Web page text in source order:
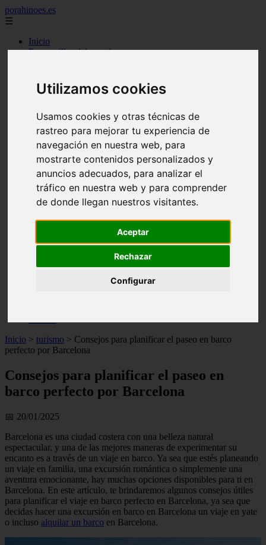
Utilizamos cookies
Usamos cookies y otras técnicas de
rastreo para mejorar tu experiencia de
navegación en nuestra web, para
mostrarte contenidos personalizados y
anuncios adecuados, para analizar el
tráfico en nuestra web y para comprender
de donde llegan nuestros visitantes.
Aceptar
Rechazar
Configurar
porahinoes.es
☰
Inicio
7 maravillas del mundo
benidorm
c buenos aires
c entre rios
c generalidades del pais
c mendoza
c neuquen
c provincias
c rio negro
c santa fe
c tierra de fuego
c tucuman
carmen
destinos
lanzarote
Inicio > turismo > Consejos para planificar el paseo en barco
perfecto por Barcelona
Consejos para planificar el paseo en
barco perfecto por Barcelona
📅 20/01/2025
Barcelona es una ciudad costera con una belleza natural
espectacular, y una de las mejores maneras de experimentar su
encanto es a través de un viaje en barco. Ya sea que estés planeando
un viaje en familia, una excursión romántica o simplemente una
aventura emocionante, hay muchas opciones disponibles para ti en
Barcelona. En este artículo, te brindaremos algunos consejos útiles
para planificar el viaje en barco perfecto en Barcelona, ya sea que
decidas hacer una excursión en barco en Barcelona un viaje en yate
o incluso alquilar un barco en Barcelona.